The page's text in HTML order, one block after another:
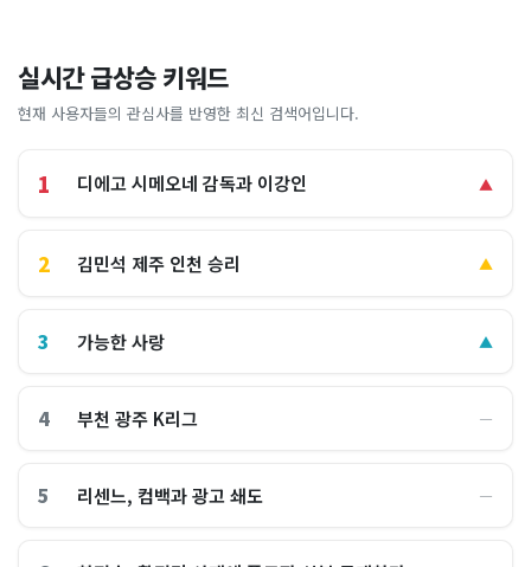
실시간 급상승 키워드
현재 사용자들의 관심사를 반영한 최신 검색어입니다.
1 디에고 시메오네 감독과 이강인 ▲
2 김민석 제주 인천 승리 ▲
3 가능한 사랑 ▲
4 부천 광주 K리그 ―
5 리센느, 컴백과 광고 쇄도 ―